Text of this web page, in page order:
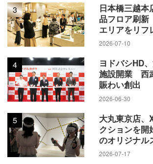
カナダのトロント郊外に妻と子供2人の家
の製造業の社長はそう話す。超富裕層であ
年、約2億7000万円の地下1階地上3階建ての
で購入した。
2代目社長として北関東で従業員30人ほどの
たが、会社を売却し21年夏にカナダに移住
国々を検討した中で、生活環境が良く、子
る学校があったのがカナダだった。
14歳の長女が通う私立学校はリーダーシッ
え、授業でプレゼンの機会も多い。生徒の
3
日本橋三越本
品フロア刷
エリアをリフ
2026-07-10
4
ヨドバシHD
施設開業 西
賑わい創出
2026-06-30
5
大丸東京店、
クションを
のオリジナル
2026-07-17